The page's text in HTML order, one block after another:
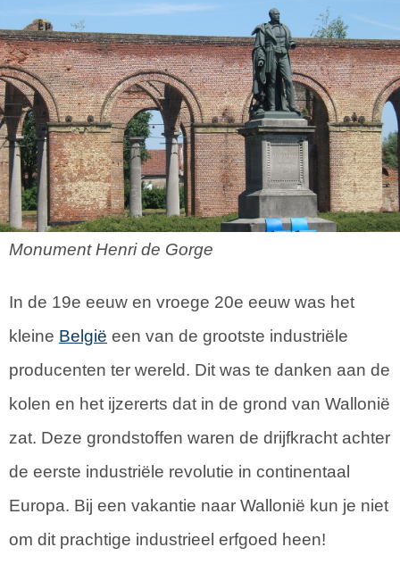
Monument Henri de Gorge
In de 19e eeuw en vroege 20e eeuw was het
kleine België een van de grootste industriële
producenten ter wereld. Dit was te danken aan de
kolen en het ijzererts dat in de grond van Wallonië
zat. Deze grondstoffen waren de drijfkracht achter
de eerste industriële revolutie in continentaal
Europa. Bij een vakantie naar Wallonië kun je niet
om dit prachtige industrieel erfgoed heen!